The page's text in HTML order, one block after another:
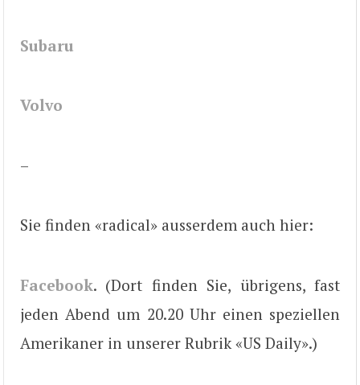
Subaru
Volvo
–
Sie finden «radical» ausserdem auch hier:
Facebook. (Dort finden Sie, übrigens, fast
jeden Abend um 20.20 Uhr einen speziellen
Amerikaner in unserer Rubrik «US Daily».)